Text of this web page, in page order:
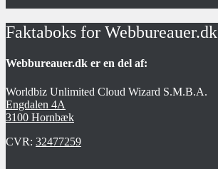
Faktaboks for Webbureauer.dk
Webbureauer.dk er en del af:
Worldbiz Unlimited Cloud Wizard S.M.B.A.
Engdalen 4A
3100 Hornbæk
CVR: 32477259